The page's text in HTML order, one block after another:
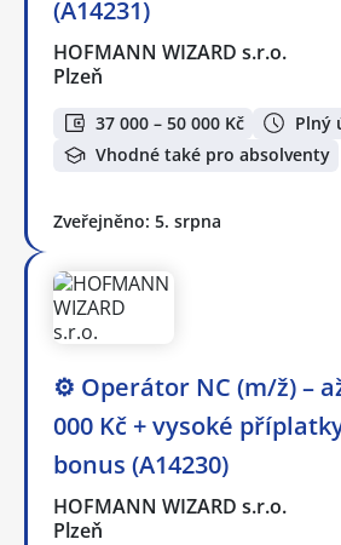
(A14231)
HOFMANN WIZARD s.r.o.
Plzeň
37 000 – 50 000 Kč
Plný
Vhodné také pro absolventy
Zveřejněno: 5. srpna
⚙️ Operátor NC (m/ž) –
000 Kč + vysoké
bonus (A14230)
HOFMANN WIZARD s.r.o.
Plzeň